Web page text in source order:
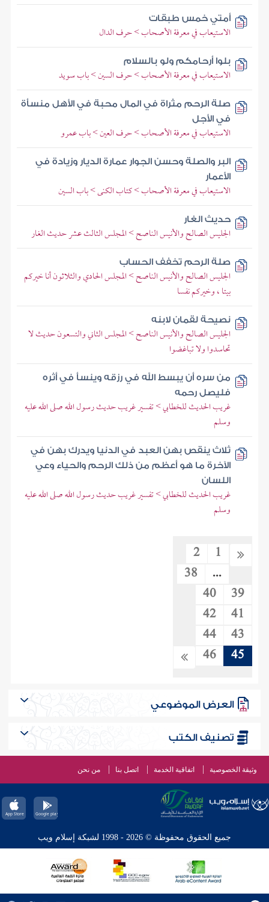
أمتي خمس طبقات
الاستيعاب في معرفة الأصحاب > حرف الدال
بلوا أرحامكم ولو بالسلام
الاستيعاب في معرفة الأصحاب > حرف السين > باب سويد
صلة الرحم مثراة في المال محبة في الأهل منسأة
في الأجل
الاستيعاب في معرفة الأصحاب > حرف العين > باب عمرو
البر والصلة وحسن الجوار عمارة الديار وزيادة في
الأعمار
الاستيعاب في معرفة الأصحاب > كتاب الكنى > باب السين
حديث الغار
الجليس الصالح والأنيس الناصح > المجلس الثالث عشر حديث الغار
صلة الرحم تخفف الحساب
الجليس الصالح والأنيس الناصح > المجلس الحادي والثلاثون أنا خيركم
بيتا ، وخيركم نفسا
نصيحة لقمان لابنه
الجليس الصالح والأنيس الناصح > المجلس الثاني والتسعون حديث لا
تحاسدوا ولا تباغضوا
من سره أن يبسط الله في رزقه وينسأ في أثره
فليصل رحمه
غريب الحديث للخطابي > تفسير غريب حديث رسول الله صلى الله عليه
وسلم
ثلاث ينقص بهن العبد في الدنيا ويدرك بهن في
الآخرة ما هو أعظم من ذلك الرحم والحياء وعي
اللسان
غريب الحديث للخطابي > تفسير غريب حديث رسول الله صلى الله عليه
وسلم
1
2
...
38
39
40
41
42
43
44
45
46
العرض الموضوعي
تصنيف الكتب
وثيقة الخصوصية اتفاقية الخدمة اتصل بنا من نحن
جميع الحقوق محفوظة © 2026 - 1998 لشبكة إسلام ويب